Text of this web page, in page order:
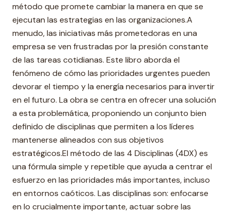
método que promete cambiar la manera en que se
ejecutan las estrategias en las organizaciones.A
menudo, las iniciativas más prometedoras en una
empresa se ven frustradas por la presión constante
de las tareas cotidianas. Este libro aborda el
fenómeno de cómo las prioridades urgentes pueden
devorar el tiempo y la energía necesarios para invertir
en el futuro. La obra se centra en ofrecer una solución
a esta problemática, proponiendo un conjunto bien
definido de disciplinas que permiten a los líderes
mantenerse alineados con sus objetivos
estratégicos.El método de las 4 Disciplinas (4DX) es
una fórmula simple y repetible que ayuda a centrar el
esfuerzo en las prioridades más importantes, incluso
en entornos caóticos. Las disciplinas son: enfocarse
en lo crucialmente importante, actuar sobre las